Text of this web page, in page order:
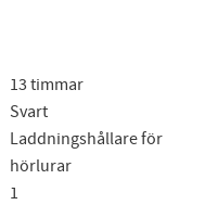
13 timmar
Svart
Laddningshållare för
hörlurar
1